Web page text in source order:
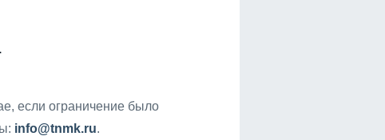
если ограничение было
info@tnmk.ru.